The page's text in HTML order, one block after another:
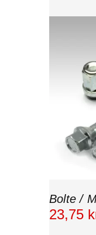
Bolte /
23,75